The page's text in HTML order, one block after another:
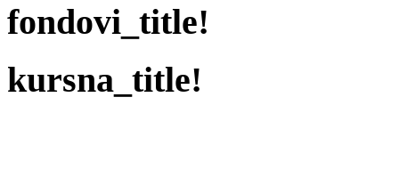
fondovi_title!
kursna_title!